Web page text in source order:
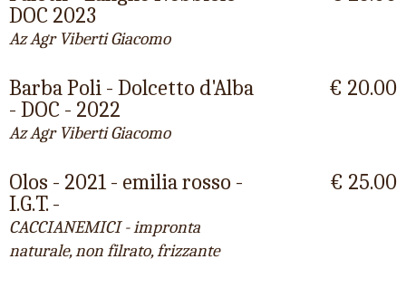
DOC 2023
Az Agr Viberti Giacomo
Barba Poli - Dolcetto d'Alba
- DOC - 2022
Az Agr Viberti Giacomo
€ 20.00
Olos - 2021 - emilia rosso -
I.G.T. -
CACCIANEMICI - impronta
naturale, non filrato, frizzante
€ 25.00